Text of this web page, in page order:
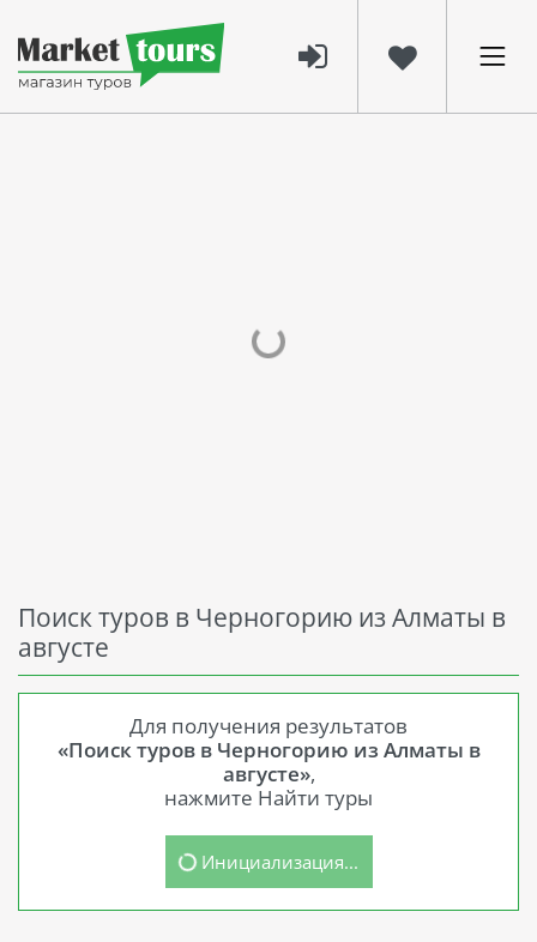
Поиск туров в Черногорию из Алматы в
августе
Для получения результатов
«Поиск туров в Черногорию из Алматы в
августе»,
нажмите Найти туры
Инициализация...